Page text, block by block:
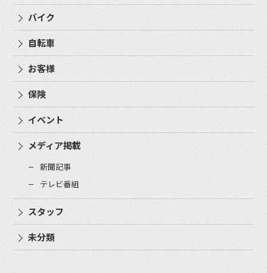
バイク
自転車
お客様
保険
イベント
メディア掲載
新聞記事
テレビ番組
スタッフ
未分類